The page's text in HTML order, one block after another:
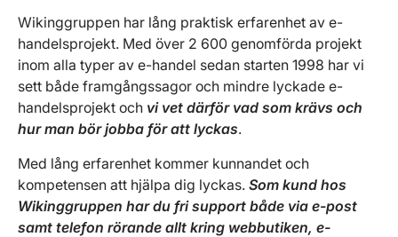
Wikinggruppen har lång praktisk erfarenhet av e-
handelsprojekt. Med över 2 600 genomförda projekt
inom alla typer av e-handel sedan starten 1998 har vi
sett både framgångssagor och mindre lyckade e-
handelsprojekt och vi vet därför vad som krävs och
hur man bör jobba för att lyckas.
Med lång erfarenhet kommer kunnandet och
kompetensen att hjälpa dig lyckas. Som kund hos
Wikinggruppen har du fri support både via e-post
samt telefon rörande allt kring webbutiken, e-